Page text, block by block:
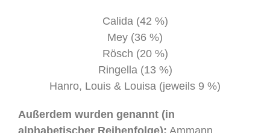
Calida (42 %)
Mey (36 %)
Rösch (20 %)
Ringella (13 %)
Hanro, Louis & Louisa (jeweils 9 %)
Außerdem wurden genannt (in